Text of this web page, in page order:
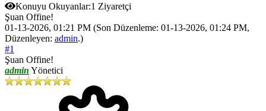
Konuyu Okuyanlar:1 Ziyaretçi
Şuan Offine!
01-13-2026, 01:21 PM (Son Düzenleme: 01-13-2026, 01:24 PM,
Düzenleyen: admin.)
#1
Şuan Offine!
admin Yönetici